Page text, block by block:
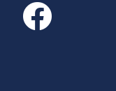
Facebook link